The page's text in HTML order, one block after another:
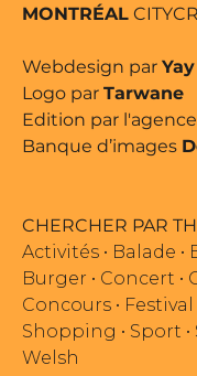
MONTRÉAL
Webdesign par
Logo par Tarwane
Edition par l'agence
Banque d’images
CHERCHER PAR
Activités • Balade •
Burger • Concert •
Concours • Festival
Shopping • Sport •
Welsh